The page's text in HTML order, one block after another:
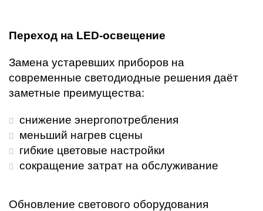
Переход на LED-освещение
Замена устаревших приборов на
современные светодиодные решения даёт
заметные преимущества:
снижение энергопотребления
меньший нагрев сцены
гибкие цветовые настройки
сокращение затрат на обслуживание
Обновление светового оборудования